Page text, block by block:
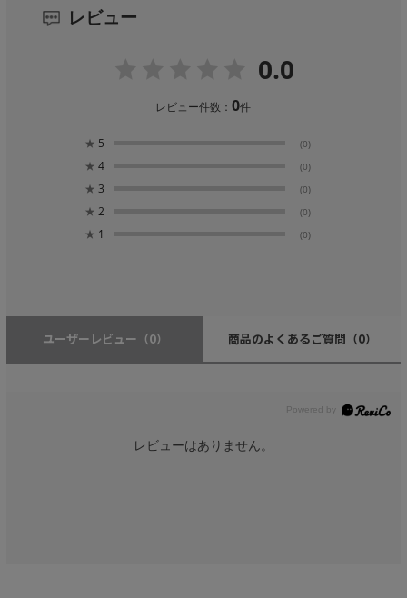
レビュー
0.0
レビュー件数：0件
★ 5 (0)
★ 4 (0)
★ 3 (0)
★ 2 (0)
★ 1 (0)
ユーザーレビュー （0） 商品のよくあるご質問 （0）
レビューはありません。